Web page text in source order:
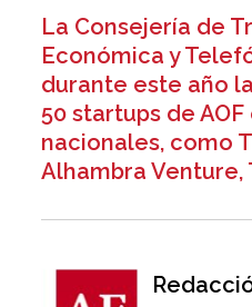
La Consejería de
Económica y
durante este año
50 startups de
nacionales, como
Alhambra Venture,